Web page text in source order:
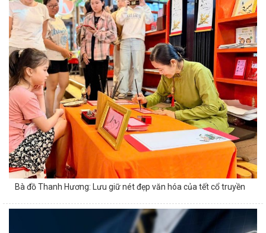
Bà đồ Thanh Hương: Lưu giữ nét đẹp văn hóa của tết cổ truyền